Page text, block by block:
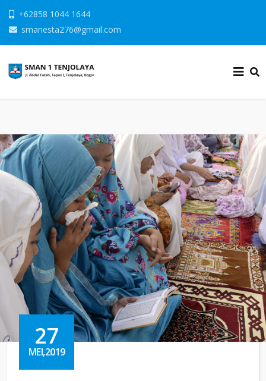
+62858 1044 1644
smanesta276@gmail.com
27
MEI,2019